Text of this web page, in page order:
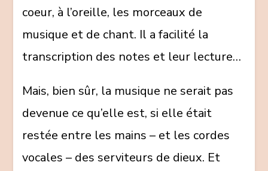
coeur, à l’oreille, les morceaux de
musique et de chant. Il a facilité la
transcription des notes et leur lecture…
Mais, bien sûr, la musique ne serait pas
devenue ce qu’elle est, si elle était
restée entre les mains – et les cordes
vocales – des serviteurs de dieux. Et